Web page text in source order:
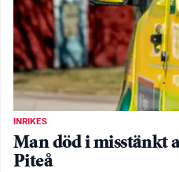
INRIKES
Man död i misstänkt
Piteå